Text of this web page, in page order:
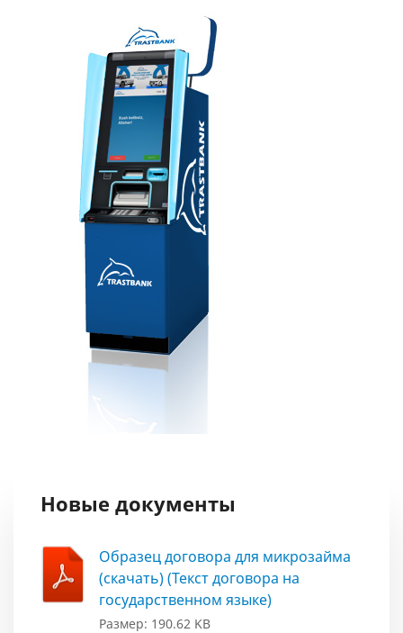
Новые документы
Образец договора для микрозайма
(скачать) (Текст договора на
государственном языке)
Размер: 190.62 KB